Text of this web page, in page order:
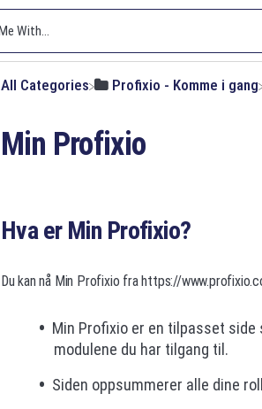
All Categories ​Profixio - Komme i gang
Min Profixio
Hva er Min Profixio?
Du kan nå Min Profixio fra https://
Min Profixio er en tilpasset side
modulene du har tilgang til.
Siden oppsummerer alle dine